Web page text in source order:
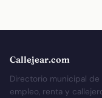
Callejear.com
Directorio municipal
empleo, renta y